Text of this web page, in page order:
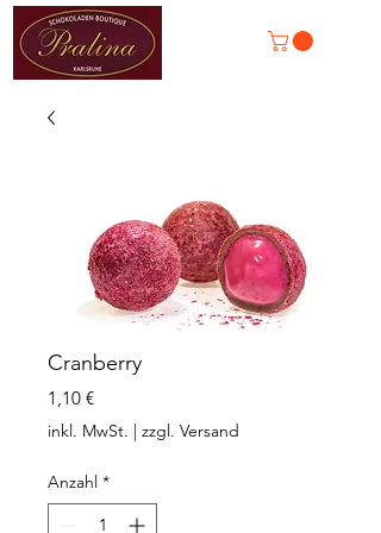
Cranberry
1,10 €Preis
inkl. MwSt. | zzgl. Versand
Anzahl *